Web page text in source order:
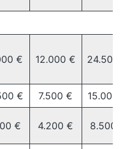
€ 12.000 € 24.500 €
€ 7.500 €
15.000 €
€ 4.200 € 8.500 €